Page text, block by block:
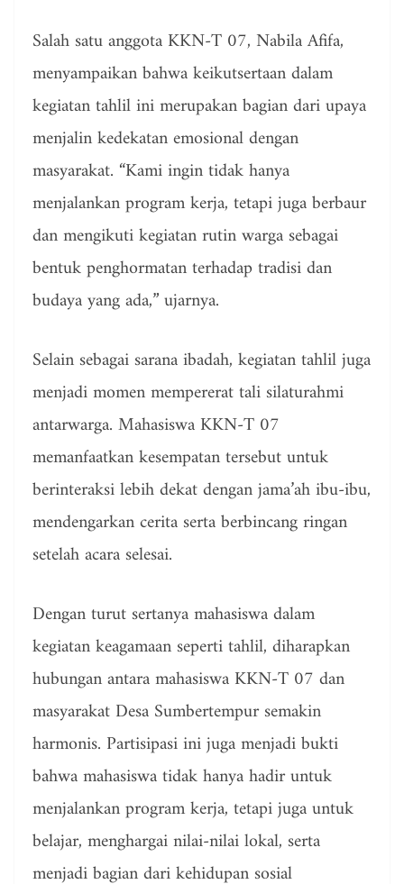
Salah satu anggota KKN-T 07, Nabila Afifa,
menyampaikan bahwa keikutsertaan dalam
kegiatan tahlil ini merupakan bagian dari upaya
menjalin kedekatan emosional dengan
masyarakat. “Kami ingin tidak hanya
menjalankan program kerja, tetapi juga berbaur
dan mengikuti kegiatan rutin warga sebagai
bentuk penghormatan terhadap tradisi dan
budaya yang ada,” ujarnya.
Selain sebagai sarana ibadah, kegiatan tahlil juga
menjadi momen mempererat tali silaturahmi
antarwarga. Mahasiswa KKN-T 07
memanfaatkan kesempatan tersebut untuk
berinteraksi lebih dekat dengan jama’ah ibu-ibu,
mendengarkan cerita serta berbincang ringan
setelah acara selesai.
Dengan turut sertanya mahasiswa dalam
kegiatan keagamaan seperti tahlil, diharapkan
hubungan antara mahasiswa KKN-T 07 dan
masyarakat Desa Sumbertempur semakin
harmonis. Partisipasi ini juga menjadi bukti
bahwa mahasiswa tidak hanya hadir untuk
menjalankan program kerja, tetapi juga untuk
belajar, menghargai nilai-nilai lokal, serta
menjadi bagian dari kehidupan sosial